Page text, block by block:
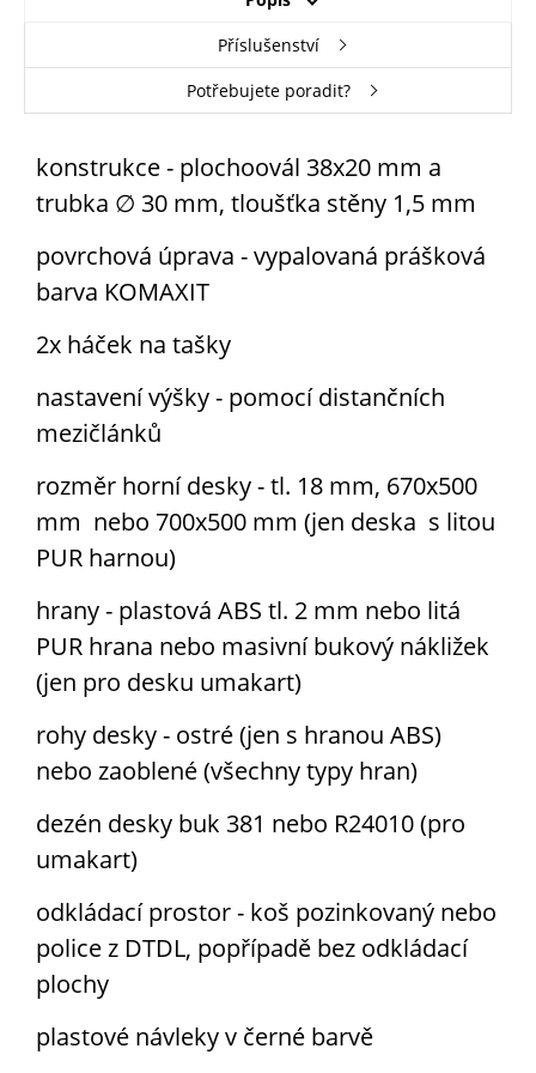
modrá
modrá
modrá
5023 modř dálek
6005 mechově
zelená
6017 májová
6019 nazelenalá 6024 zelená
6026 opálově
zelená
6027 světle
zelená
6029 mátově
zelená
7015 břidlicově
šedá
7016 antracitově
šedá
7024 grafitově
šedá
7032 křemenově
šedá
7035 světlešedá
7037 zaprášená
šedá
7042 šedá
7046 šedá 2 8002 hnědá
8003 bahenní
hnědá
8007 lískově
hnědá
hnědá
hnědá
bílá
Příslušenství
Potřebujete poradit?
konstrukce - plochoovál 38x20 mm a
trubka ∅ 30 mm, tloušťka stěny 1,5 mm
povrchová úprava - vypalovaná prášková
barva KOMAXIT
2x háček na tašky
nastavení výšky - pomocí distančních
mezičlánků
rozměr horní desky - tl. 18 mm, 670x500
mm nebo 700x500 mm (jen deska s litou
PUR harnou)
hrany - plastová ABS tl. 2 mm nebo litá
PUR hrana nebo masivní bukový nákližek
(jen pro desku umakart)
rohy desky - ostré (jen s hranou ABS)
nebo zaoblené (všechny typy hran)
dezén desky buk 381 nebo R24010 (pro
umakart)
odkládací prostor - koš pozinkovaný nebo
police z DTDL, popřípadě bez odkládací
plochy
plastové návleky v černé barvě